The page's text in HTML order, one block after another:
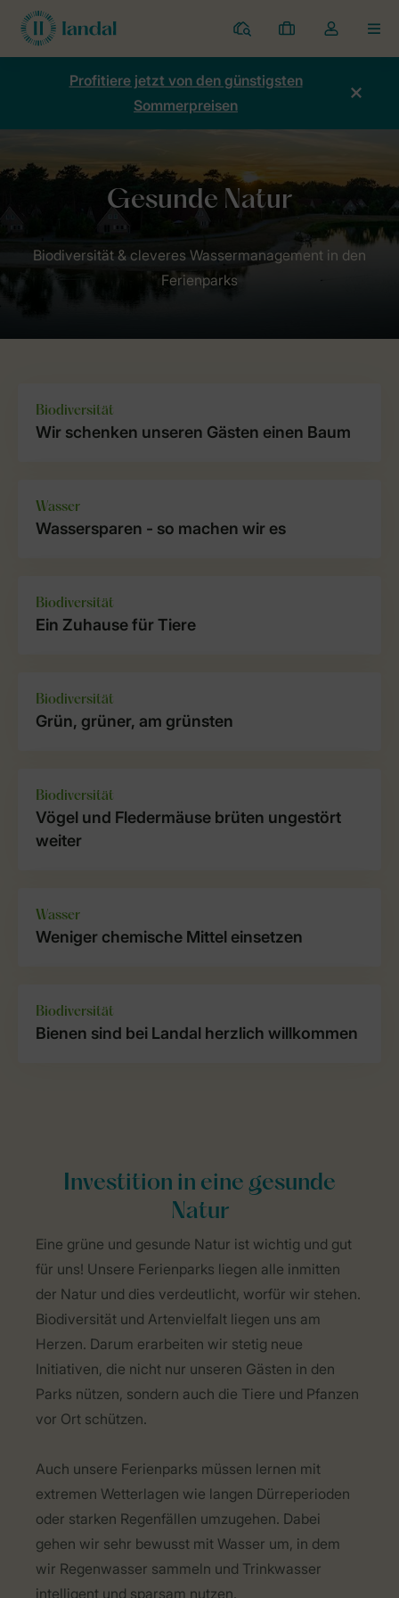
Ferienparks
Meine
Buchungen
Dropdown-
Menü
Kontos
Profitiere jetzt von den günstigsten
Sommerpreisen
Home Nachhaltigkeit Gesunde Natur
Biodiversität & cleveres Wassermanagement in den
Ferienparks
Biodiversität
Wir schenken unseren Gästen einen Baum
Wasser
Wassersparen - so machen wir es
Biodiversität
Ein Zuhause für Tiere
Biodiversität
Grün, grüner, am grünsten
Biodiversität
Vögel und Fledermäuse brüten ungestört
weiter
Wasser
Weniger chemische Mittel einsetzen
Biodiversität
Bienen sind bei Landal herzlich willkommen
Investition in eine gesunde
Natur
Eine grüne und gesunde Natur ist wichtig und gut
für uns! Unsere Ferienparks liegen alle inmitten
der Natur und dies verdeutlicht, worfür wir stehen.
Biodiversität und Artenvielfalt liegen uns am
Herzen. Darum erarbeiten wir stetig neue
Initiativen, die nicht nur unseren Gästen in den
Parks nützen, sondern auch die Tiere und Pfanzen
vor Ort schützen.
Auch unsere Ferienparks müssen lernen mit
extremen Wetterlagen wie langen Dürreperioden
oder starken Regenfällen umzugehen. Dabei
gehen wir sehr bewusst mit Wasser um, in dem
wir Regenwasser sammeln und Trinkwasser
intelligent und sparsam nutzen.